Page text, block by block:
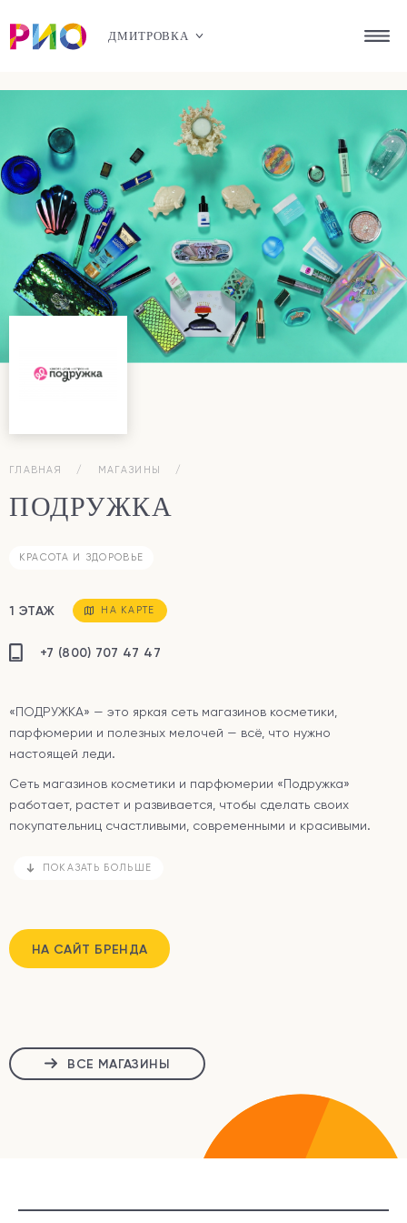
ДМИТРОВКА
ГЛАВНАЯ МАГАЗИНЫ
ПОДРУЖКА
КРАСОТА И ЗДОРОВЬЕ
1 ЭТАЖ НА КАРТЕ
+7 (800) 707 47 47
«ПОДРУЖКА» — это яркая сеть магазинов косметики,
парфюмерии и полезных мелочей — всё, что нужно
настоящей леди.
Сеть магазинов косметики и парфюмерии «Подружка»
работает, растет и развивается, чтобы сделать своих
покупательниц счастливыми, современными и красивыми.
ПОКАЗАТЬ БОЛЬШЕ
НА САЙТ БРЕНДА
ВСЕ МАГАЗИНЫ